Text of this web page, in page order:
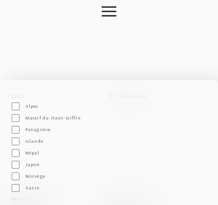
Lieu
Alpes
Massif du Haut-Giffre
Patagonie
Islande
Népal
Japon
Norvège
Autre
Man and Nature